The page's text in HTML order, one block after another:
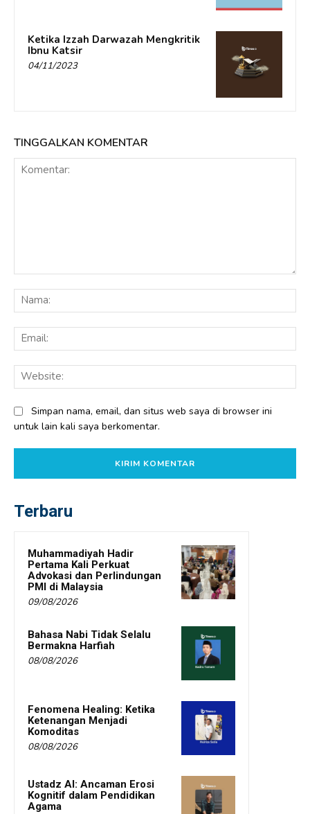
Ketika Izzah Darwazah Mengkritik
Ibnu Katsir
04/11/2023
TINGGALKAN KOMENTAR
Simpan nama, email, dan situs web saya di browser ini
untuk lain kali saya berkomentar.
Terbaru
Muhammadiyah Hadir
Pertama Kali Perkuat
Advokasi dan Perlindungan
PMI di Malaysia
09/08/2026
Bahasa Nabi Tidak Selalu
Bermakna Harfiah
08/08/2026
Fenomena Healing: Ketika
Ketenangan Menjadi
Komoditas
08/08/2026
Ustadz AI: Ancaman Erosi
Kognitif dalam Pendidikan
Agama